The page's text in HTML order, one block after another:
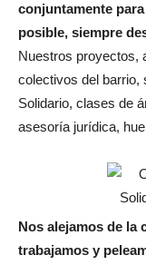
conjuntamente
posible, siempre
Nuestros proyectos,
colectivos del barrio,
Solidario, clases de
asesoría jurídica,
Nos alejamos de la
trabajamos y